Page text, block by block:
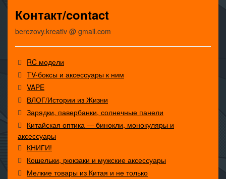
Контакт/contact
berezovy.kreativ @ gmail.com
RC модели
TV-боксы и аксессуары к ним
VAPE
ВЛОГ/Истории из Жизни
Зарядки, павербанки, солнечные панели
Китайская оптика — бинокли, монокуляры и
аксессуары
КНИГИ!
Кошельки, рюкзаки и мужские аксессуары
Мелкие товары из Китая и не только